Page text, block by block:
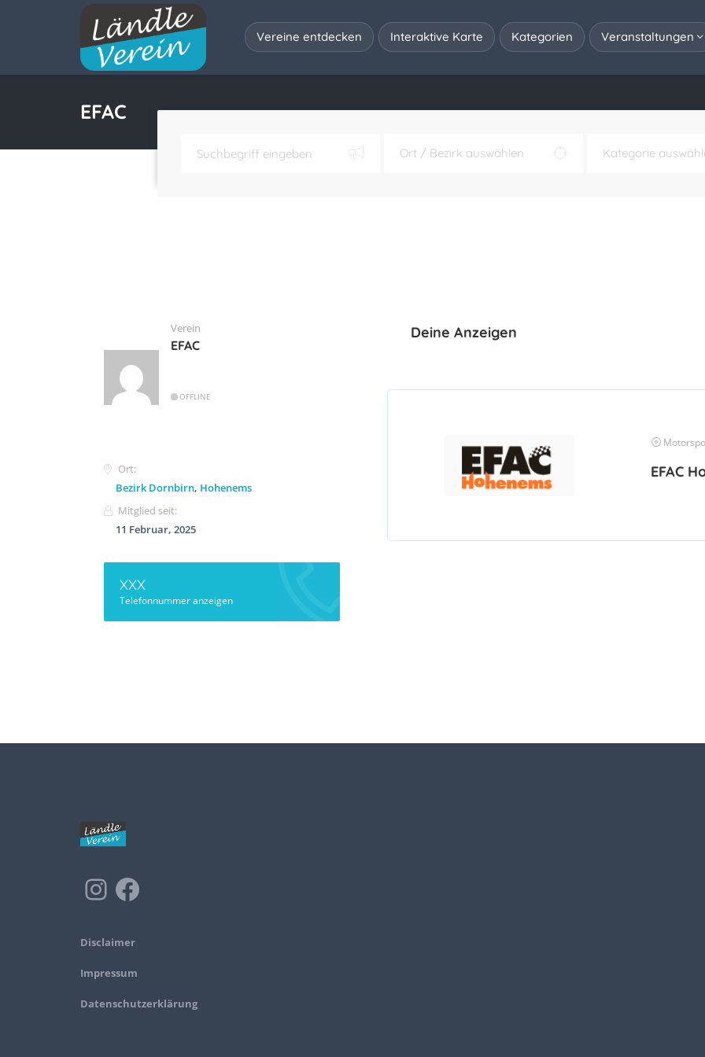
Vereine entdecken Interaktive Karte Kategorien Veranstaltungen
EFAC
Verein
EFAC
OFFLINE
Ort:
Bezirk Dornbirn, Hohenems
Mitglied seit:
11 Februar, 2025
XXX
Telefonnummer anzeigen
Deine Anzeigen
EFAC
Disclaimer
Impressum
Datenschutzerklärung